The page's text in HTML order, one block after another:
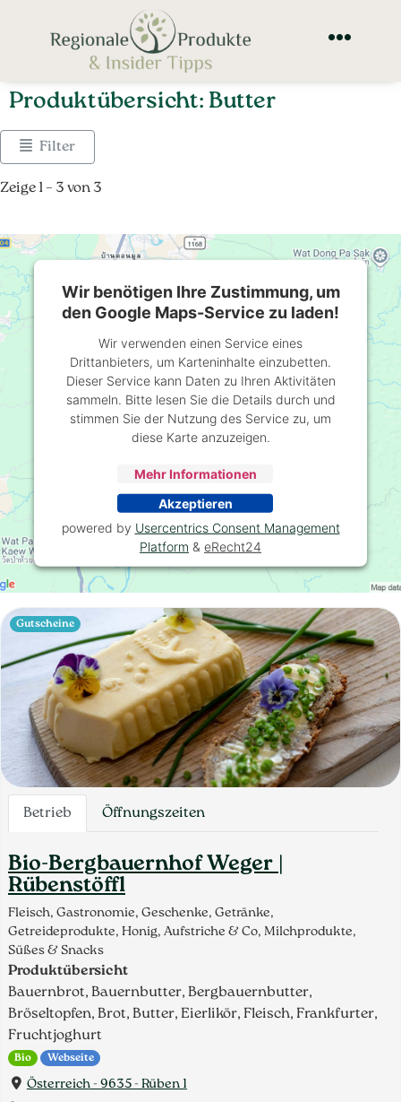
Produktübersicht: Butter
Filter
Zeige 1 – 3 von 3
Betrieb Öffnungszeiten
Bio-Bergbauernhof Weger |
Rübenstöffl
Fleisch, Gastronomie, Geschenke, Getränke,
Getreideprodukte, Honig, Aufstriche & Co, Milchprodukte,
Süßes & Snacks
Produktübersicht
Bauernbrot, Bauernbutter, Bergbauernbutter,
Bröseltopfen, Brot, Butter, Eierlikör, Fleisch, Frankfurter,
Fruchtjoghurt
Bio Webseite
Österreich - 9635 - Rüben 1
Gutscheine
Wir benötigen Ihre Zustimmung, um
den Google Maps-Service zu laden!
Wir verwenden einen Service eines
Drittanbieters, um Karteninhalte einzubetten.
Dieser Service kann Daten zu Ihren Aktivitäten
sammeln. Bitte lesen Sie die Details durch und
stimmen Sie der Nutzung des Service zu, um
diese Karte anzuzeigen.
Mehr Informationen
Akzeptieren
powered by Usercentrics Consent Management
Platform & eRecht24